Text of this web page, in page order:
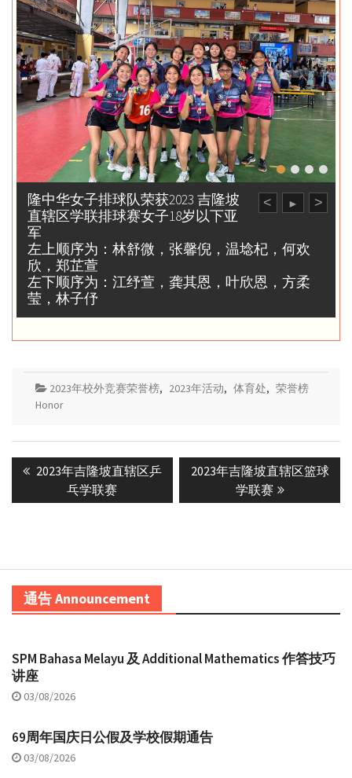
< ► >
隆中华女子排球队荣获2023 吉隆坡
直辖区学联排球赛女子18岁以下亚
军
左上顺序为：林舒微，张馨倪，温埝杞，何欢
欣，郑芷萱
左下顺序为：江纾萱，龚其恩，叶欣恩，方柔
莹，林子伃
2023年校外竞赛荣誉榜, 2023年活动, 体育处, 荣誉榜
Honor
Post
navigation
Previous
2023年吉隆坡直辖区乒
乓学联赛
Next
2023年吉隆坡直辖区篮球
学联赛
通告 Announcement
SPM Bahasa Melayu 及 Additional Mathematics 作答技巧
讲座
03/08/2026
69周年国庆日公假及学校假期通告
03/08/2026